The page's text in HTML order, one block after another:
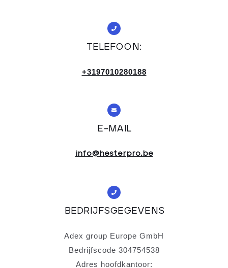
TELEFOON:
+3197010280188
E-MAIL
info@hesterpro.be
BEDRIJFSGEGEVENS
Adex group Europe GmbH
Bedrijfscode 304754538
Adres hoofdkantoor: